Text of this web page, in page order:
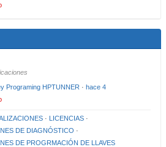
Programing HPTUNNER · hace 4
· LICENCIAS ·
DE DIAGNÓSTICO ·
DE PROGRMACIÓN DE LLAVES